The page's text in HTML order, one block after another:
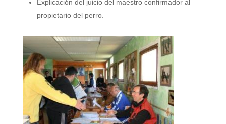
Explicación del juicio del maestro confirmador al
propietario del perro.